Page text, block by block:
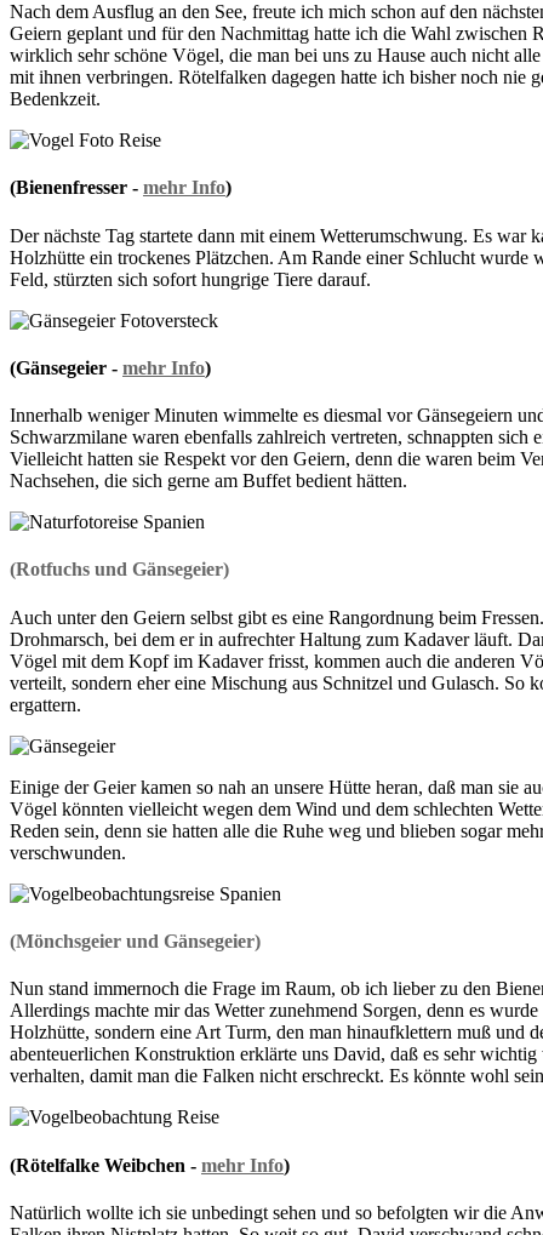
Nach dem Ausflug an den See, freute ich mich schon auf den
Geiern geplant und für den Nachmittag hatte ich die Wahl zwischen
wirklich sehr schöne Vögel, die man bei uns zu Hause auch nicht
mit ihnen verbringen. Rötelfalken dagegen hatte ich bisher noch nie
Bedenkzeit.
(Bienenfresser - mehr Info)
Der nächste Tag startete dann mit einem Wetterumschwung. Es
Holzhütte ein trockenes Plätzchen. Am Rande einer Schlucht
Feld, stürzten sich sofort hungrige Tiere darauf.
(Gänsegeier - mehr Info)
Innerhalb weniger Minuten wimmelte es diesmal vor Gänsegeiern
Schwarzmilane waren ebenfalls zahlreich vertreten, schnappten
Vielleicht hatten sie Respekt vor den Geiern, denn die waren beim
Nachsehen, die sich gerne am Buffet bedient hätten.
(Rotfuchs und Gänsegeier)
Auch unter den Geiern selbst gibt es eine Rangordnung beim
Drohmarsch, bei dem er in aufrechter Haltung zum Kadaver läuft.
Vögel mit dem Kopf im Kadaver frisst, kommen auch die anderen
verteilt, sondern eher eine Mischung aus Schnitzel und Gulasch. So
ergattern.
Einige der Geier kamen so nah an unsere Hütte heran, daß man sie
Vögel könnten vielleicht wegen dem Wind und dem schlechten
Reden sein, denn sie hatten alle die Ruhe weg und blieben sogar
verschwunden.
(Mönchsgeier und Gänsegeier)
Nun stand immernoch die Frage im Raum, ob ich lieber zu den
Allerdings machte mir das Wetter zunehmend Sorgen, denn es
Holzhütte, sondern eine Art Turm, den man hinaufklettern muß und
abenteuerlichen Konstruktion erklärte uns David, daß es sehr
verhalten, damit man die Falken nicht erschreckt. Es könnte wohl
(Rötelfalke Weibchen - mehr Info)
Natürlich wollte ich sie unbedingt sehen und so befolgten wir die